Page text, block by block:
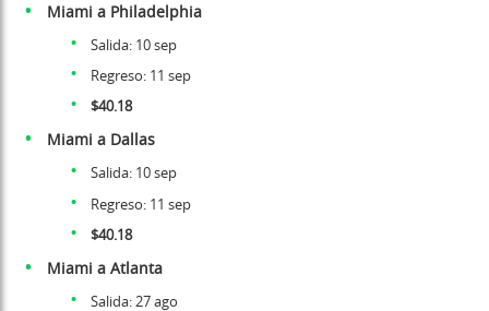
Miami a Philadelphia
Salida: 10 sep
Regreso: 11 sep
$40.18
Miami a Dallas
Salida: 10 sep
Regreso: 11 sep
$40.18
Miami a Atlanta
Salida: 27 ago